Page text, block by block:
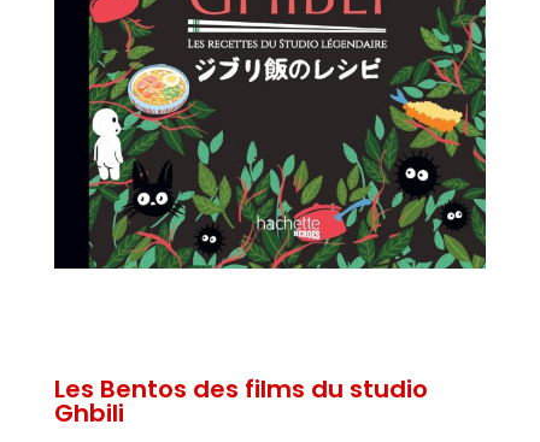
Les Bentos des films du studio
Ghbili